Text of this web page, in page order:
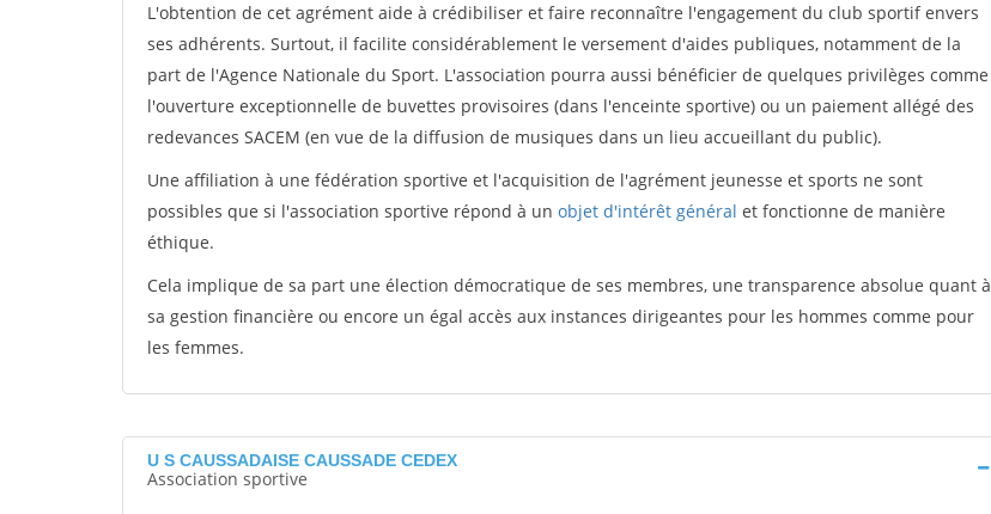
L'obtention de cet agrément aide à crédibiliser et faire reconnaître l'engagement du club sportif envers
ses adhérents. Surtout, il facilite considérablement le versement d'aides publiques, notamment de la
part de l'Agence Nationale du Sport. L'association pourra aussi bénéficier de quelques privilèges comme
l'ouverture exceptionnelle de buvettes provisoires (dans l'enceinte sportive) ou un paiement allégé des
redevances SACEM (en vue de la diffusion de musiques dans un lieu accueillant du public).
Une affiliation à une fédération sportive et l'acquisition de l'agrément jeunesse et sports ne sont
possibles que si l'association sportive répond à un objet d'intérêt général et fonctionne de manière
éthique.
Cela implique de sa part une élection démocratique de ses membres, une transparence absolue quant à
sa gestion financière ou encore un égal accès aux instances dirigeantes pour les hommes comme pour
les femmes.
U S CAUSSADAISE CAUSSADE CEDEX
Association sportive